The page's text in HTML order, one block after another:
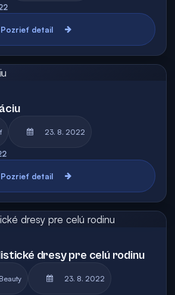
Pozrieť detail
23. 8. 2022
Pozrieť detail
dresy pre celú rodinu
23. 8. 2022